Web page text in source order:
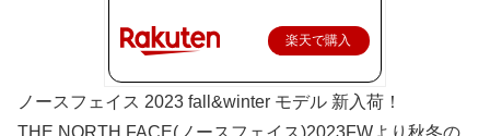
楽天で購入
ノースフェイス 2023 fall&winter モデル 新入荷！